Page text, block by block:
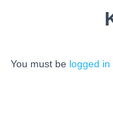
You must be logged in